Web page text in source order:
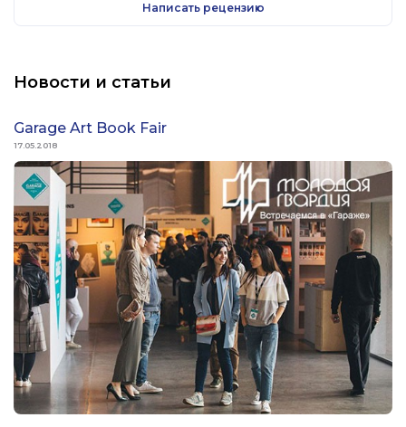
Написать рецензию
Новости и статьи
Garage Art Book Fair
17.05.2018